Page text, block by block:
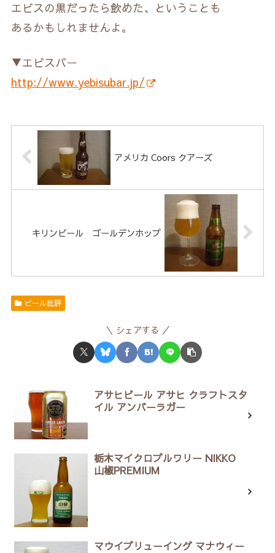
エビスの黒だったら飲めた、ということも
あるかもしれませんよ。
▼エビスバー
http://www.yebisubar.jp/
アメリカ Coors クアーズ
キリンビール ゴールデンホップ
ビール批評
シェアする
アサヒビール アサヒ クラフトスタ
イル アンバーラガー
栃木マイクロブルワリー NIKKO
山椒PREMIUM
マウイブリューイング マナウィー